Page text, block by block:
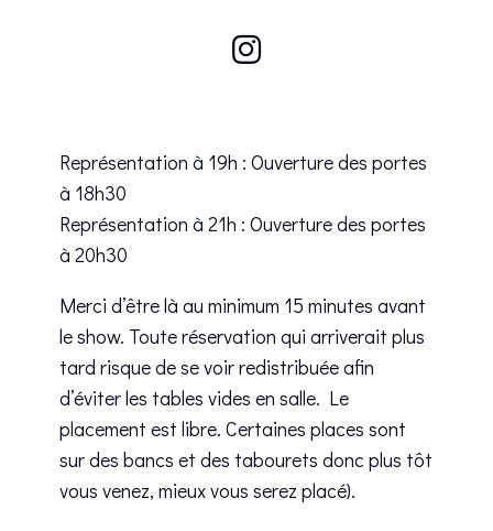
Représentation à 19h : Ouverture des portes
à 18h30
Représentation à 21h : Ouverture des portes
à 20h30
Merci d’être là au minimum 15 minutes avant
le show. Toute réservation qui arriverait plus
tard risque de se voir redistribuée afin
d’éviter les tables vides en salle. Le
placement est libre. Certaines places sont
sur des bancs et des tabourets donc plus tôt
vous venez, mieux vous serez placé).